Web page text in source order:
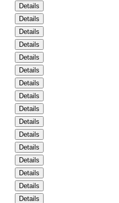
Details
Details
Details
Details
Details
Details
Details
Details
Details
Details
Details
Details
Details
Details
Details
Details